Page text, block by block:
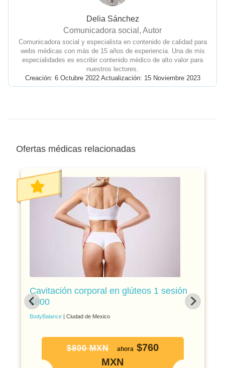
Delia Sánchez
Comunicadora social, Autor
Comunicadora social y especialista en contenido de calidad para
webs médicas con más de 15 años de experiencia. Una de mis
especialidades es escribir contenido médico de alto valor para
nuestros lectores.
Creación: 6 Octubre 2022 Actualización: 15 Noviembre 2023
Ofertas médicas relacionadas
Cavitación corporal en glúteos 1 sesión
$800
BodyBalance | Ciudad de Mexico
$800 MXN ahora $760
MXN